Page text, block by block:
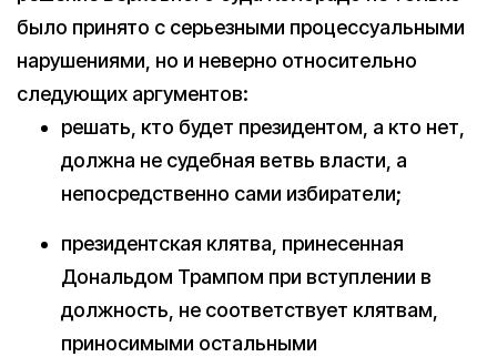
было принято с серьезными процессуальными
нарушениями, но и неверно относительно
следующих аргументов:
решать, кто будет президентом, а кто нет,
должна не судебная ветвь власти, а
непосредственно сами избиратели;
президентская клятва, принесенная
Дональдом Трампом при вступлении в
должность, не соответствует клятвам,
приносимыми остальными